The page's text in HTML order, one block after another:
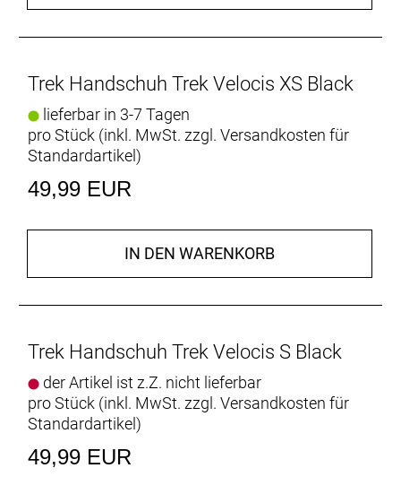
Trek Handschuh Trek Velocis XS Black
lieferbar in 3-7 Tagen
pro Stück (inkl. MwSt. zzgl. Versandkosten für
Standardartikel)
49,99 EUR
IN DEN WARENKORB
Trek Handschuh Trek Velocis S Black
der Artikel ist z.Z. nicht lieferbar
pro Stück (inkl. MwSt. zzgl. Versandkosten für
Standardartikel)
49,99 EUR